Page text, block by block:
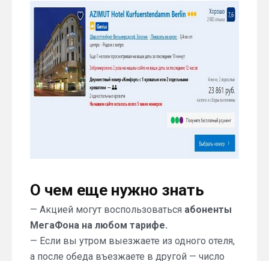
О чем еще нужно знать
— Акцией могут воспользоваться абоненты
МегаФона на любом тарифе.
— Если вы утром выезжаете из одного отеля,
а после обеда въезжаете в другой — число